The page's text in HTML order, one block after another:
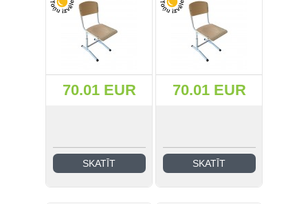
70.01 EUR
SKATĪT
70.01 EUR
SKATĪT
Ielogoties